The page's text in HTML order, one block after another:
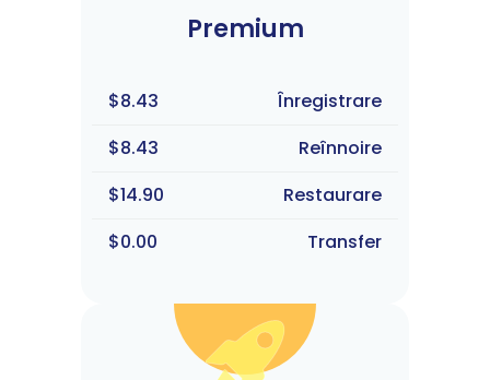
Premium
$8.43
Înregistrare
$8.43
Reînnoire
$14.90
Restaurare
$0.00
Transfer